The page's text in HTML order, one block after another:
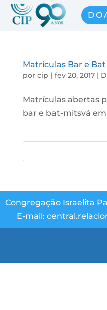
Matrículas Bar e
por cip | fev 20, 2017|
Matrículas abertas
bar e bat-mitsvá em
Congregação Israelita
E-mail: